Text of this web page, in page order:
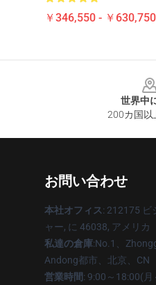
￥346,550 - ￥630,750
世界中
200カ国以
お問い合わせ
本社オフィス: 212175 ビ
ャー, に 46038, アメリカ
私達の倉庫:No.1、
Andong都市、北京、CN
営業時間: 9:00～18:00(月